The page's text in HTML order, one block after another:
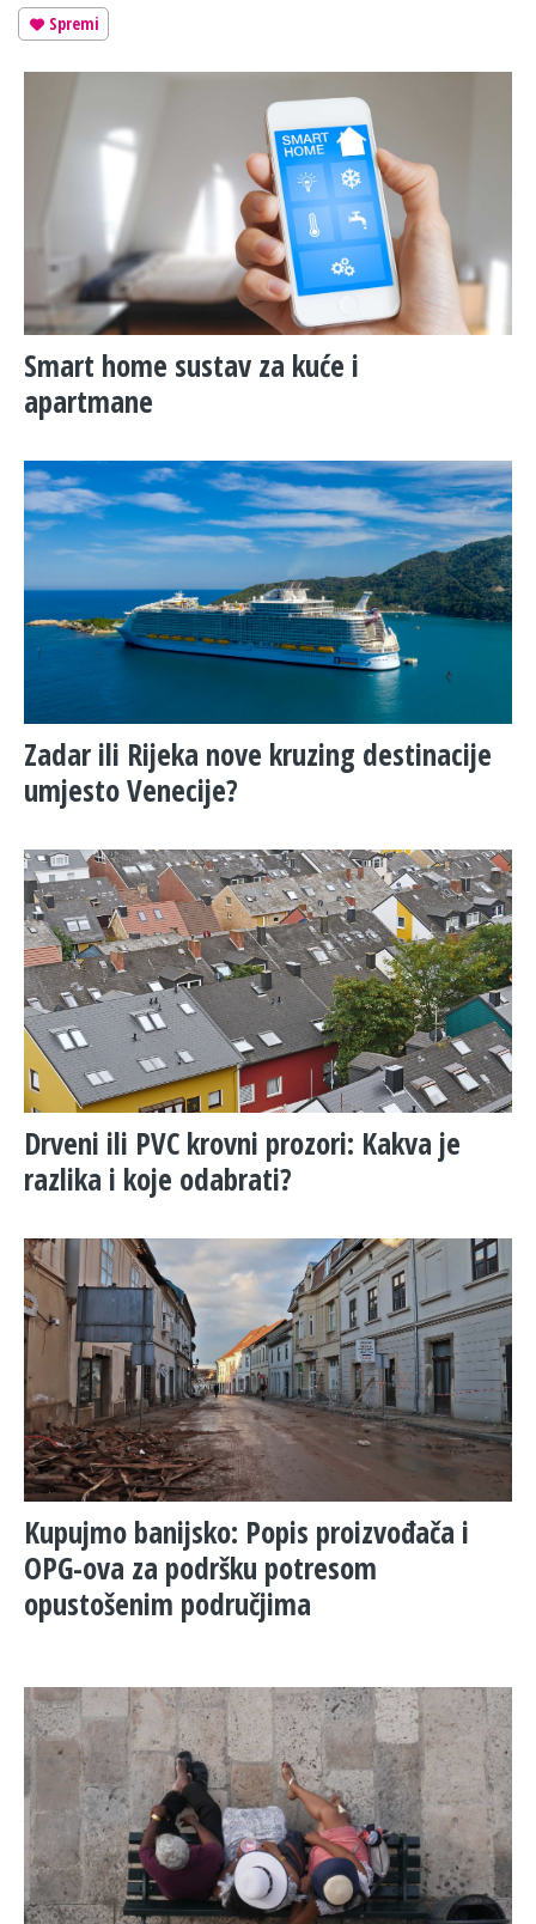
Spremi
Smart home sustav za kuće i
apartmane
Zadar ili Rijeka nove kruzing destinacije
umjesto Venecije?
Drveni ili PVC krovni prozori: Kakva je
razlika i koje odabrati?
​Kupujmo banijsko: Popis proizvođača i
OPG-ova za podršku potresom
opustošenim područjima